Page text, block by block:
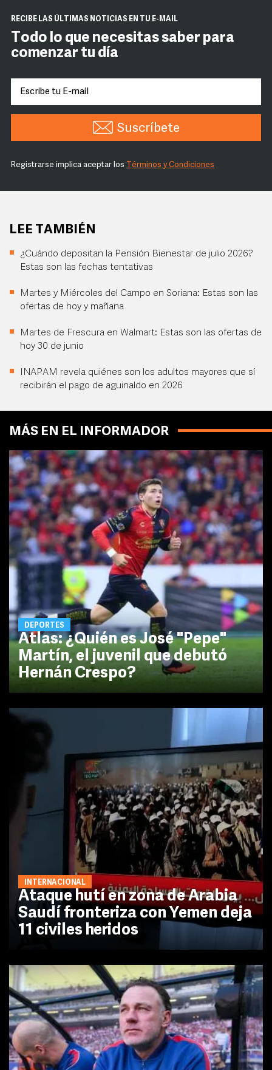
RECIBE LAS ÚLTIMAS NOTICIAS EN TU E-MAIL
Todo lo que necesitas saber para
comenzar tu día
Suscríbete
Registrarse implica aceptar los Términos y Condiciones
LEE TAMBIÉN
¿Cuándo depositan la Pensión Bienestar de julio 2026?
Estas son las fechas tentativas
Martes y Miércoles del Campo en Soriana: Estas son las
ofertas de hoy y mañana
Martes de Frescura en Walmart: Estas son las ofertas de
hoy 30 de junio
INAPAM revela quiénes son los adultos mayores que sí
recibirán el pago de aguinaldo en 2026
MÁS EN EL INFORMADOR
DEPORTES
Atlas: ¿Quién es José "Pepe"
Martín, el juvenil que debutó
Hernán Crespo?
INTERNACIONAL
Ataque hutí en zona de Arabia
Saudí fronteriza con Yemen deja
11 civiles heridos